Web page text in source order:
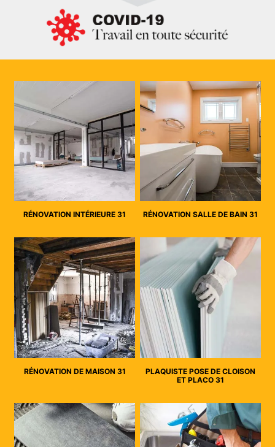
RÉNOVATION INTÉRIEURE 31 RÉNOVATION SALLE DE BAIN 31
RÉNOVATION DE MAISON 31
PLAQUISTE POSE DE CLOISON
ET PLACO 31